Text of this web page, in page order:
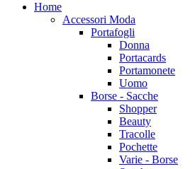
Home
Accessori Moda
Portafogli
Donna
Portacards
Portamonete
Uomo
Borse - Sacche
Shopper
Beauty
Tracolle
Pochette
Varie - Borse